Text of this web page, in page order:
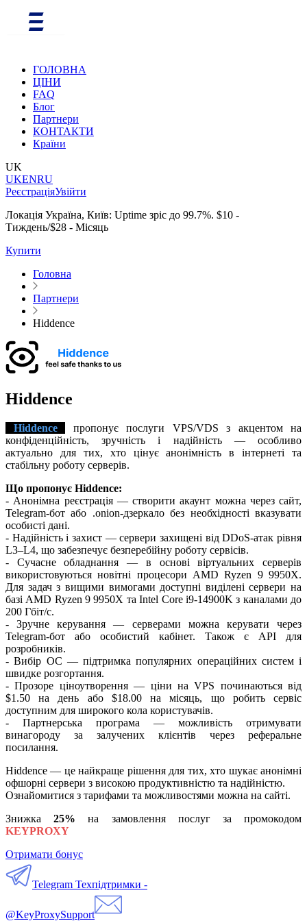
ГОЛОВНА
ЦІНИ
FAQ
Блог
Партнери
КОНТАКТИ
Країни
UK
UKENRU
РеєстраціяУвійти
Локація Україна, Київ: Uptime зріс до 99.7%. $10 -
Тиждень/$28 - Місяць
Купити
Головна
Партнери
Hiddence
Hiddence
Hiddence
пропонує послуги VPS/VDS з акцентом на
конфіденційність, зручність і надійність — особливо
актуально для тих, хто цінує анонімність в інтернеті та
стабільну роботу серверів.
Що пропонує Hiddence:
- Анонімна реєстрація — створити акаунт можна через сайт,
Telegram-бот або .onion-дзеркало без необхідності вказувати
особисті дані.
- Надійність і захист — сервери захищені від DDoS-атак рівня
L3–L4, що забезпечує безперебійну роботу сервісів.
- Сучасне обладнання — в основі віртуальних серверів
використовуються новітні процесори AMD Ryzen 9 9950X.
Для задач з вищими вимогами доступні виділені сервери на
базі AMD Ryzen 9 9950X та Intel Core i9-14900K з каналами до
200 Гбіт/с.
- Зручне керування — серверами можна керувати через
Telegram-бот або особистий кабінет. Також є API для
розробників.
- Вибір ОС — підтримка популярних операційних систем і
швидке розгортання.
- Прозоре ціноутворення — ціни на VPS починаються від
$1.50 на день або $18.00 на місяць, що робить сервіс
доступним для широкого кола користувачів.
- Партнерська програма — можливість отримувати
винагороду за залучених клієнтів через реферальне
посилання.
Hiddence — це найкраще рішення для тих, хто шукає анонімні
офшорні сервери з високою продуктивністю та надійністю.
Ознайомитися з тарифами та можливостями можна на сайті.
Знижка25% на замовлення послуг за промокодом
KEYPROXY
Отримати бонус
Telegram Техпідтримки -
@KeyProxySupport